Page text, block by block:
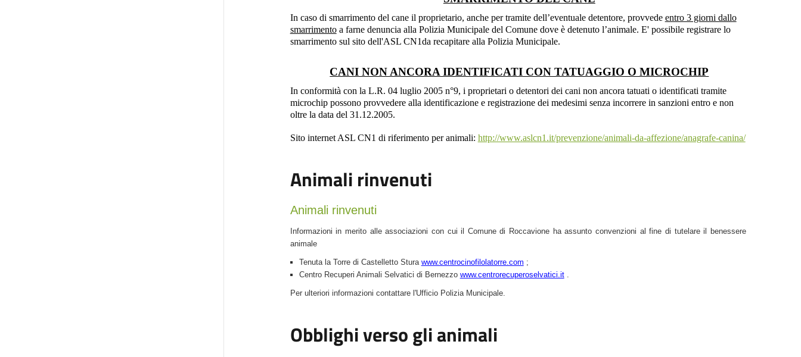
In caso di smarrimento del cane il proprietario, anche per tramite dell’eventuale detentore, provvede entro 3 giorni dallo
smarrimentoa farne denuncia alla Polizia Municipale del Comune dove è detenuto l’animale. E' possibile registrare lo
smarrimento sul sito dell'ASL CN1da recapitare alla Polizia Municipale.
CANI NON ANCORA IDENTIFICATI CON TATUAGGIO O MICROCHIP
In conformità con la L.R. 04 luglio 2005 n°9, i proprietari o detentori dei cani non ancora tatuati o identificati tramite
microchip possono provvedere alla identificazione e registrazione dei medesimi senza incorrere in sanzioni entro e non
oltre la data del 31.12.2005.
Sito internet ASL CN1 di riferimento per animali: http://www.aslcn1.it/prevenzione/animali-da-affezione/anagrafe-canina/
Animali rinvenuti
Animali rinvenuti
Informazioni in merito alle associazioni con cui il Comune di Roccavione ha assunto convenzioni al fine di tutelare il benessere
animale
Tenuta la Torre di Castelletto Stura www.centrocinofilolatorre.com ;
Centro Recuperi Animali Selvatici di Bernezzo www.centrorecuperoselvatici.it.
Per ulteriori informazioni contattare l'Ufficio Polizia Municipale.
Obblighi verso gli animali